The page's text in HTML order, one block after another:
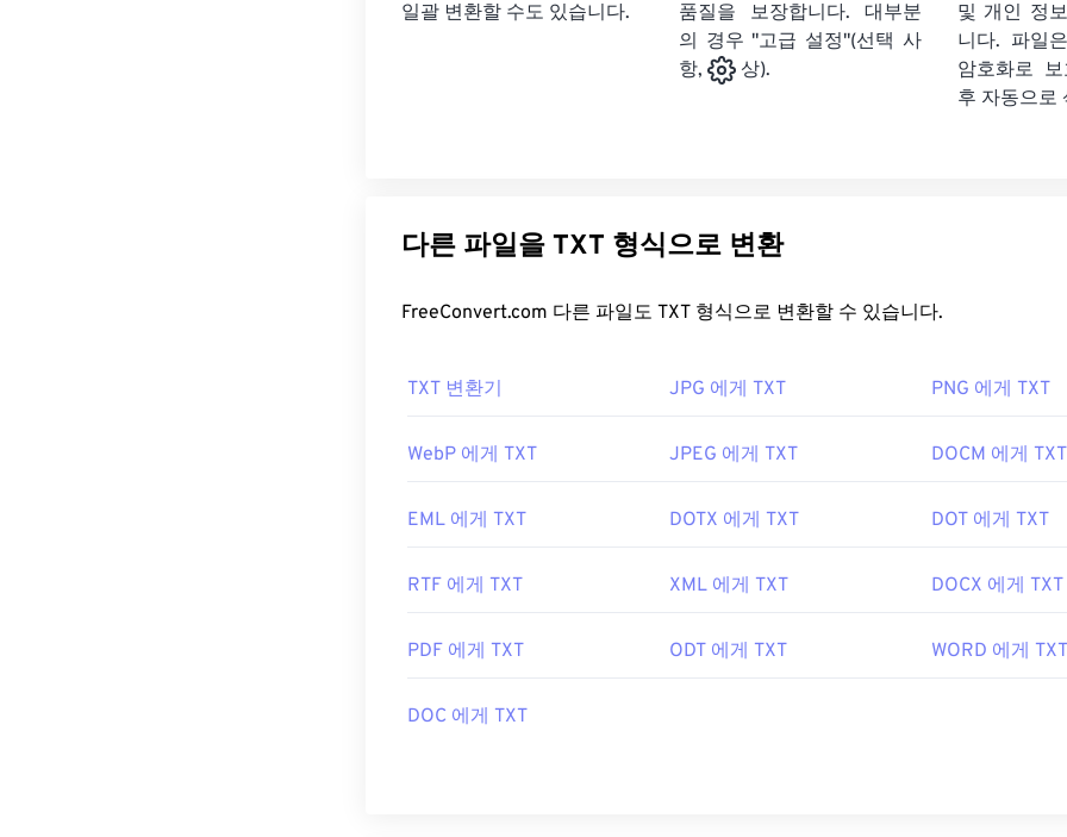
일괄 변환할 수도 있습니다.
품질을 보장합니다. 대부분
의 경우 "고급 설정"(선택 사
항,
상).
및 개인 정
니다. 파일
암호화로
후 자동으로
다른 파일을 TXT 형식으로 변환
FreeConvert.com 다른 파일도 TXT 형식으로 변환할 수 있습니다.
TXT 변환기 JPG 에게 TXT PNG 에게 TXT
WebP 에게 TXT JPEG 에게 TXT DOCM 에게 TXT
EML 에게 TXT DOTX 에게 TXT DOT 에게 TXT
RTF 에게 TXT XML 에게 TXT DOCX 에게 TXT
PDF 에게 TXT ODT 에게 TXT WORD 에게 TXT
DOC 에게 TXT